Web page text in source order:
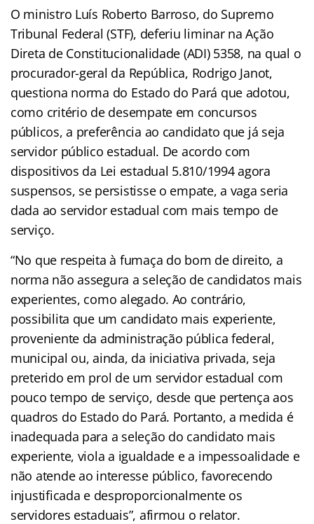
O ministro Luís Roberto Barroso, do Supremo
Tribunal Federal (STF), deferiu liminar na Ação
Direta de Constitucionalidade (ADI) 5358, na qual o
procurador-geral da República, Rodrigo Janot,
questiona norma do Estado do Pará que adotou,
como critério de desempate em concursos
públicos, a preferência ao candidato que já seja
servidor público estadual. De acordo com
dispositivos da Lei estadual 5.810/1994 agora
suspensos, se persistisse o empate, a vaga seria
dada ao servidor estadual com mais tempo de
serviço.
“No que respeita à fumaça do bom de direito, a
norma não assegura a seleção de candidatos mais
experientes, como alegado. Ao contrário,
possibilita que um candidato mais experiente,
proveniente da administração pública federal,
municipal ou, ainda, da iniciativa privada, seja
preterido em prol de um servidor estadual com
pouco tempo de serviço, desde que pertença aos
quadros do Estado do Pará. Portanto, a medida é
inadequada para a seleção do candidato mais
experiente, viola a igualdade e a impessoalidade e
não atende ao interesse público, favorecendo
injustificada e desproporcionalmente os
servidores estaduais”, afirmou o relator.